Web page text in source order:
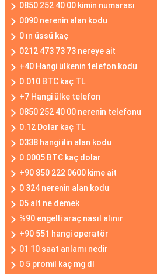
0850 252 40 00 kimin numarası
0090 nerenin alan kodu
0 ın üssü kaç
0212 473 73 73 nereye ait
+40 Hangi ülkenin telefon kodu
0.010 BTC kaç TL
+7 Hangi ülke telefon
0850 252 40 00 nerenin telefonu
0.12 Dolar kaç TL
0338 hangi ilin alan kodu
0.0005 BTC kaç dolar
+90 850 222 0600 kime ait
0 324 nerenin alan kodu
05 alt ne demek
%90 engelli araç nasıl alınır
+90 551 hangi operatör
01 10 saat anlamı nedir
0 5 promil kaç mg dl